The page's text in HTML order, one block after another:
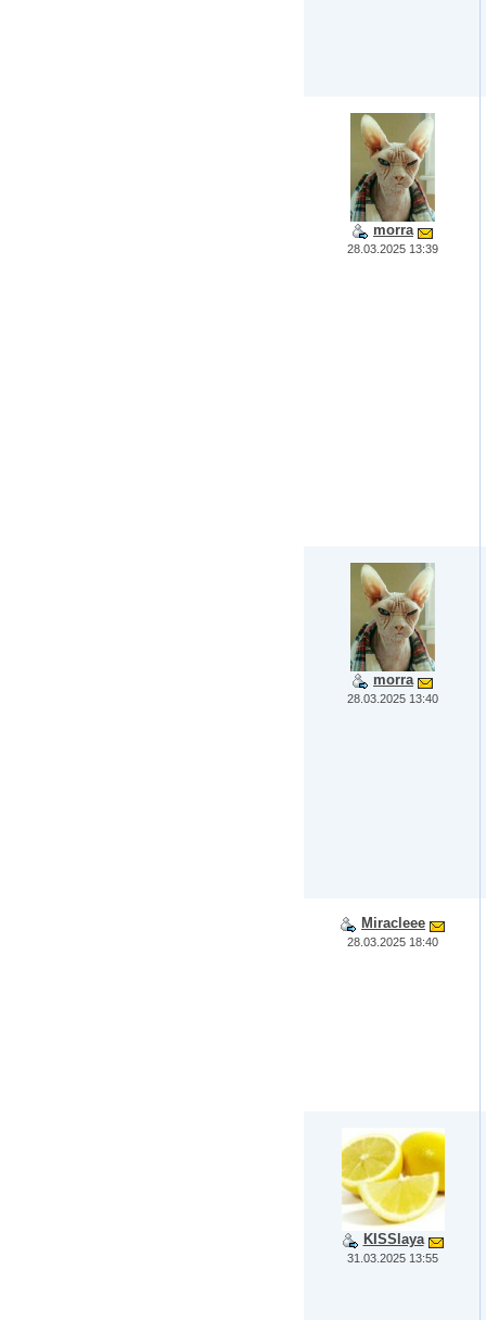
morra
28.03.2025 13:39
morra
28.03.2025 13:40
Miracleee
28.03.2025 18:40
KISSlaya
31.03.2025 13:55